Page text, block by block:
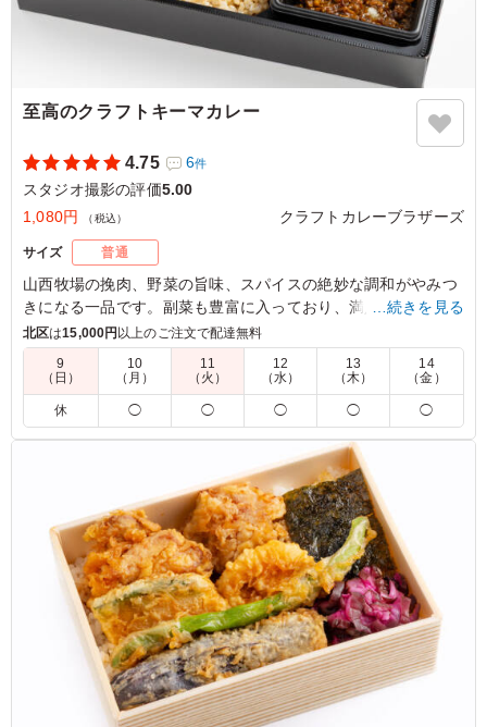
至高のクラフトキーマカレー
4.75 6件
スタジオ撮影の評価5.00
1,080円
（税込） クラフトカレーブラザーズ
サイズ 普通
山西牧場の挽肉、野菜の旨味、スパイスの絶妙な調和がやみつ
きになる一品です。副菜も豊富に入っており、満足感が高いな
がらもさらっとお召し上がりいただける、クラフトカレーブラ
ザーズでも人気の商品です。
※ご飯の種類を下記プルダウンよりお選びください。
※おしぼりが必要な場合は連絡事項にご記入ください。
野菜と挽肉のいわゆる定番のキーマカレーでした。 クラ
フトカレーなだけあって、スパイスが効いていてさっぱり
美味しくいただけました。 全体的に高タンパクな内容
で、ヘルシーな印象を受けました。
ご利用シーン：ロケ・撮影›スタジオ撮影
東京都渋谷区笹塚2026/06/24
…続きを見る
北区は15,000円 以上のご注文で配達無料
9
（日）
10
（月）
11
（火）
12
（水）
13
（木）
14
（金）
休 ◯ ◯ ◯ ◯ ◯